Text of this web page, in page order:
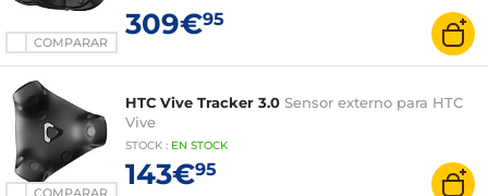
COMPARAR
309€95
COMPARAR
HTC Vive Tracker 3.0 Sensor externo para HTC
Vive
STOCK : EN STOCK
143€95